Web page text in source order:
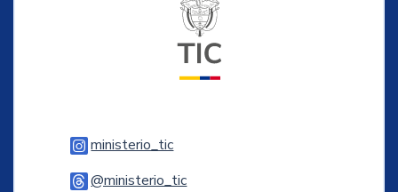
ministerio_ticLogo Instagram
@ministerio_ticLogo Threads